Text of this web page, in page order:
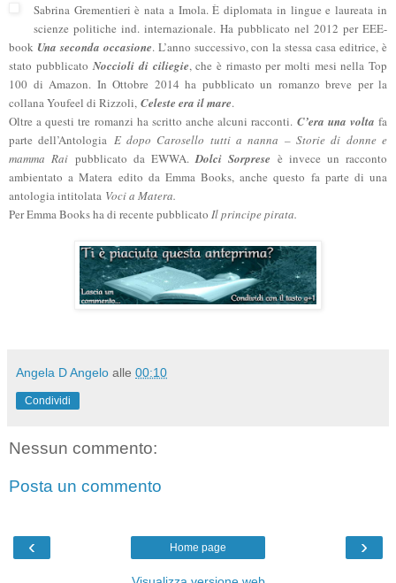
Sabrina Grementieri è nata a Imola.È diplomata in lingue e laureata in
scienze politiche ind. internazionale. Ha pubblicato nel 2012 per EEE-
book Una seconda occasione. L’anno successivo, con la stessa casa editrice, è
stato pubblicatoNoccioli di ciliegie, che è rimasto per molti mesi nella Top
100 di Amazon. In Ottobre 2014 ha pubblicato un romanzo breve per la
collana Youfeel di Rizzoli, Celeste era il mare.
Oltre a questi tre romanzi ha scritto anche alcuni racconti. C’era una volta fa
parte dell’Antologia E dopo Carosello tutti a nanna – Storie di donne e
mamma Rai pubblicato da EWWA.Dolci Sorprese è invece un racconto
ambientato a Matera edito da Emma Books, anche questo fa parte di una
antologia intitolata Voci a Matera.
Per Emma Books ha di recente pubblicato Il principe pirata.
Angela D Angelo alle 00:10
Condividi
Nessun commento:
Posta un commento
‹ ›
Home page